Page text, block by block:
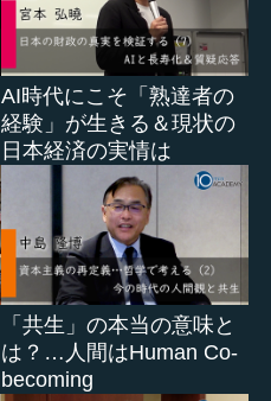
AI時代にこそ「熟達者の
経験」が生きる＆現状の
日本経済の実情は
「共生」の本当の意味と
は？…人間はHuman Co-
becoming